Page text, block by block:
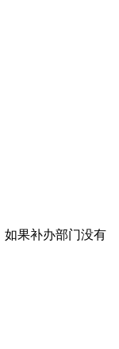
如果补办部门没有